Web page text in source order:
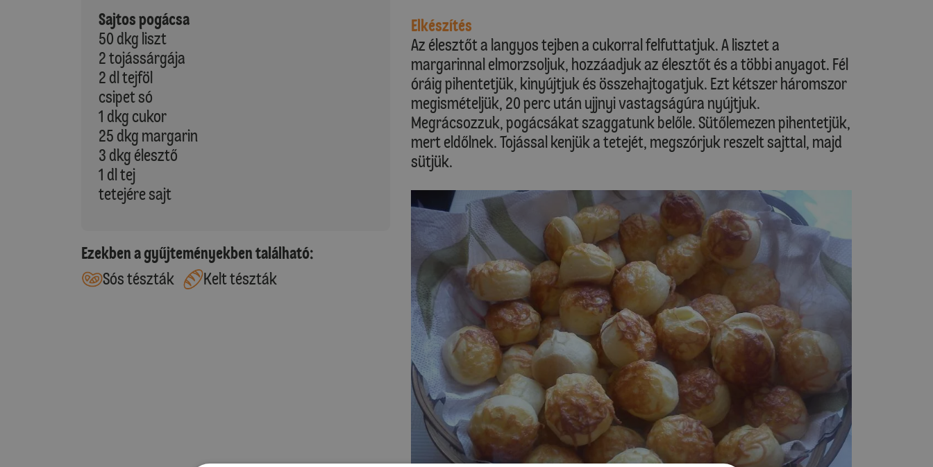
Sajtos pogácsa
50 dkg liszt
2 tojássárgája
2 dl tejföl
csipet só
1 dkg cukor
25 dkg margarin
3 dkg élesztő
1 dl tej
tetejére sajt
Ezekben a gyűjteményekben található:
Sós tészták
Kelt tészták
Elkészítés
Az élesztőt a langyos tejben a cukorral felfuttatjuk. A lisztet a
margarinnal elmorzsoljuk, hozzáadjuk az élesztőt és a többi anyagot. Fél
óráig pihentetjük, kinyújtjuk és összehajtogatjuk. Ezt kétszer háromszor
megismételjük, 20 perc után ujjnyi vastagságúra nyújtjuk.
Megrácsozzuk, pogácsákat szaggatunk belőle. Sütőlemezen pihentetjük,
mert eldőlnek. Tojással kenjük a tetejét, megszórjuk reszelt sajttal, majd
sütjük.